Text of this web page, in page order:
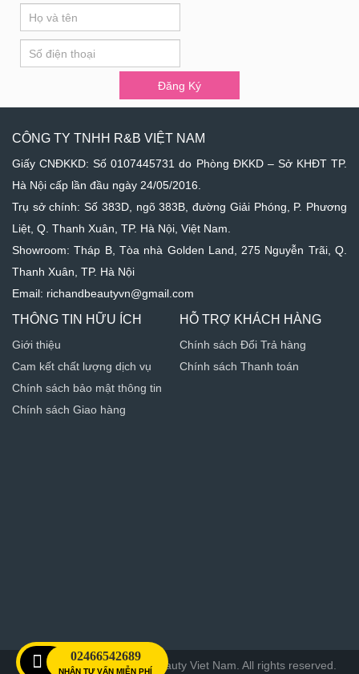
Đăng
Ký
If
you
are
human,
blank.
Đăng Ký
CÔNG TY TNHH R&B VIỆT NAM
Giấy CNĐKKD: Số 0107445731 do Phòng ĐKKD – Sở KHĐT TP.
Hà Nội cấp lần đầu ngày 24/05/2016.
Trụ sở chính: Số 383D, ngõ 383B, đường Giải Phóng, P. Phương
Liệt, Q. Thanh Xuân, TP. Hà Nội, Việt Nam.
Showroom: Tháp B, Tòa nhà Golden Land, 275 Nguyễn Trãi, Q.
Thanh Xuân, TP. Hà Nội
Email: richandbeautyvn@gmail.com
THÔNG TIN HỮU ÍCH
Giới thiệu
Cam kết chất lượng dịch vụ
Chính sách bảo mật thông tin
Chính sách Giao hàng
HỖ TRỢ KHÁCH HÀNG
Chính sách Đổi Trả hàng
Chính sách Thanh toán
© 2018 Copyright Rich & Beauty Viet Nam. All rights reserved.
02466542689
NHẬN TƯ VẤN MIỄN PHÍ